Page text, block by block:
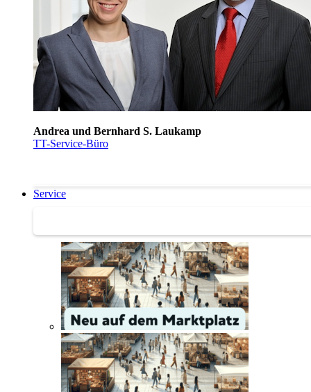
Andrea und Bernhard S. Laukamp
TT-Service-Büro
Service